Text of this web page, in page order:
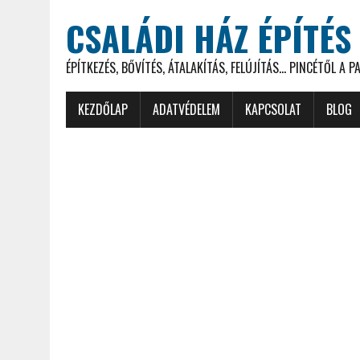
CSALÁDI HÁZ ÉPÍTÉS
ÉPÍTKEZÉS, BŐVÍTÉS, ÁTALAKÍTÁS, FELÚJÍTÁS... PINCÉTŐL A
KEZDŐLAP ADATVÉDELEM KAPCSOLAT BLOG